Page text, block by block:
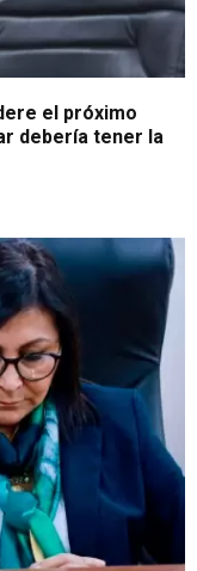
el próximo
debería tener la